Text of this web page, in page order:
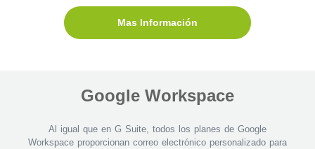
Mas Información
Google Workspace
Al igual que en G Suite, todos los planes de Google
Workspace proporcionan correo electrónico personalizado para